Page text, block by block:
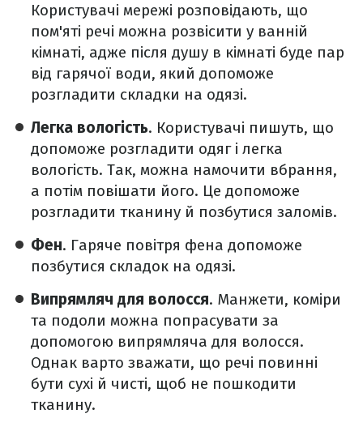
Користувачі мережі розповідають, що
пом'яті речі можна розвісити у ванній
кімнаті, адже після душу в кімнаті буде пар
від гарячої води, який допоможе
розгладити складки на одязі.
Легка вологість. Користувачі пишуть, що
допоможе розгладити одяг і легка
вологість. Так, можна намочити вбрання,
а потім повішати його. Це допоможе
розгладити тканину й позбутися заломів.
Фен. Гаряче повітря фена допоможе
позбутися складок на одязі.
Випрямляч для волосся. Манжети, коміри
та подоли можна попрасувати за
допомогою випрямляча для волосся.
Однак варто зважати, що речі повинні
бути сухі й чисті, щоб не пошкодити
тканину.